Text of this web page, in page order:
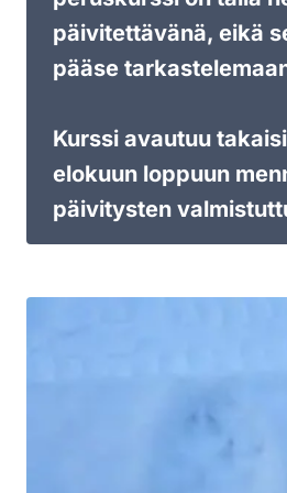
päivitettävänä, eikä
pääse
Kurssi avautuu
elokuun loppuun
päivitysten